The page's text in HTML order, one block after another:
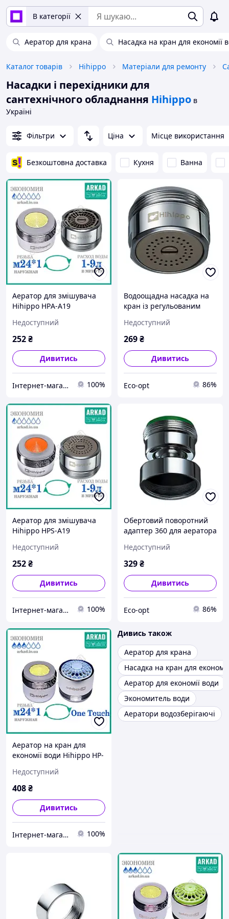
В категорії
Аератор для крана Насадка на кран для економії
Каталог товарів Hihippo Матеріали для ремонту
Насадки і перехідники для
сантехнічного обладнання Hihippo в
Україні
Фільтри Ціна Місце використання
Безкоштовна доставка Кухня Ванна
Аератор для змішувача
Hihippo HPА-A19
9 л/хв
Недоступний
252₴
Дивитись
Інтернет-магазин АРКАД - Водозберігаючі технології 100%
Водоощадна насадка на
кран із регульованим
Hihippo HP-155 spray
Недоступний
269₴
Дивитись
Eco-opt 86%
Аератор для змішувача
Hihippo HPS-A19
л/хв
Недоступний
252₴
Дивитись
Інтернет-магазин АРКАД - Водозберігаючі технології 100%
Обертовий поворотний
адаптер 360 для аератора
610
Недоступний
329₴
Дивитись
Eco-opt 86%
Аератор на кран для
економії води Hihippo HP-
вимкнення один дотик)
Недоступний
408₴
Дивитись
Інтернет-магазин АРКАД - Водозберігаючі технології 100%
Дивись також
Аератор для крана
Насадка на кран для
Аератор для економії води
Экономитель води
Аератори водозберігаючі